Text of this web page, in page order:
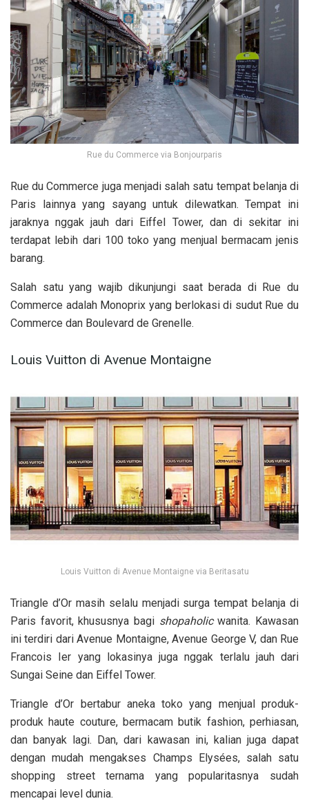
Rue du Commerce via Bonjourparis
Rue du Commerce juga menjadi salah satu tempat belanja di
Paris lainnya yang sayang untuk dilewatkan. Tempat ini
jaraknya nggak jauh dari Eiffel Tower, dan di sekitar ini
terdapat lebih dari 100 toko yang menjual bermacam jenis
barang.
Salah satu yang wajib dikunjungi saat berada di Rue du
Commerce adalah Monoprix yang berlokasi di sudut Rue du
Commerce dan Boulevard de Grenelle.
Louis Vuitton di Avenue Montaigne
Louis Vuitton di Avenue Montaigne via Beritasatu
Triangle d’Or masih selalu menjadi surga tempat belanja di
Paris favorit, khususnya bagi shopaholicwanita. Kawasan
ini terdiri dari Avenue Montaigne, Avenue George V, dan Rue
Francois Ier yang lokasinya juga nggak terlalu jauh dari
Sungai Seine dan Eiffel Tower.
Triangle d’Or bertabur aneka toko yang menjual produk-
produk haute couture, bermacam butik fashion, perhiasan,
dan banyak lagi. Dan, dari kawasan ini, kalian juga dapat
dengan mudah mengakses Champs Elysées, salah satu
shopping street ternama yang popularitasnya sudah
mencapai level dunia.